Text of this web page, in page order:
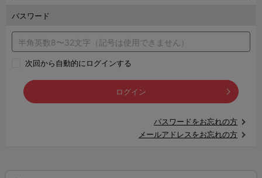
パスワード
次回から自動的にログインする
ログイン
パスワードをお忘れの方
メールアドレスをお忘れの方